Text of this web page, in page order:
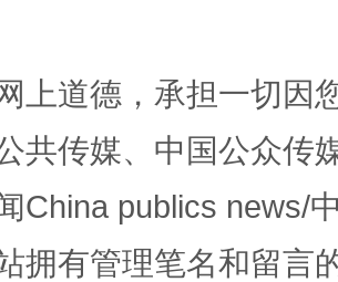
”乱象丛生
上道德，承担一切因
共传媒、中国公众传
China publics news/
拥有管理笔名和留言